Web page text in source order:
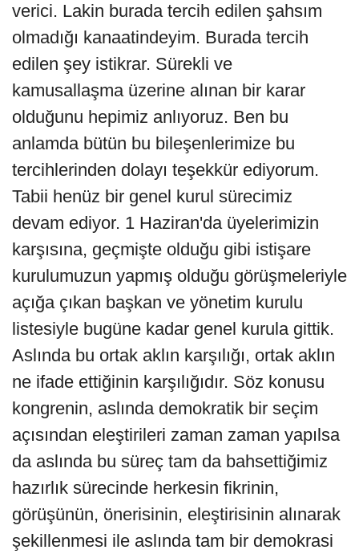
verici. Lakin burada tercih edilen şahsım
olmadığı kanaatindeyim. Burada tercih
edilen şey istikrar. Sürekli ve
kamusallaşma üzerine alınan bir karar
olduğunu hepimiz anlıyoruz. Ben bu
anlamda bütün bu bileşenlerimize bu
tercihlerinden dolayı teşekkür ediyorum.
Tabii henüz bir genel kurul sürecimiz
devam ediyor. 1 Haziran'da üyelerimizin
karşısına, geçmişte olduğu gibi istişare
kurulumuzun yapmış olduğu görüşmeleriyle
açığa çıkan başkan ve yönetim kurulu
listesiyle bugüne kadar genel kurula gittik.
Aslında bu ortak aklın karşılığı, ortak aklın
ne ifade ettiğinin karşılığıdır. Söz konusu
kongrenin, aslında demokratik bir seçim
açısından eleştirileri zaman zaman yapılsa
da aslında bu süreç tam da bahsettiğimiz
hazırlık sürecinde herkesin fikrinin,
görüşünün, önerisinin, eleştirisinin alınarak
şekillenmesi ile aslında tam bir demokrasi